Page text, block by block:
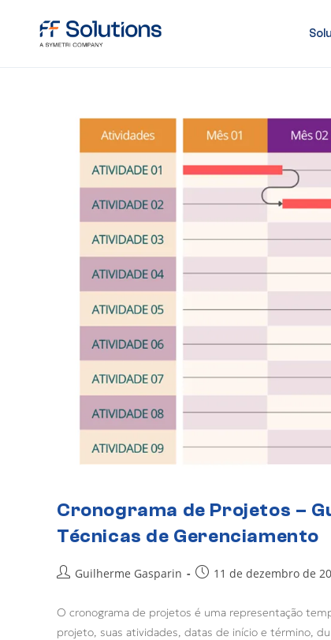
Cronograma de Projetos –
Técnicas de Gerenciamento
Guilherme Gasparin 11 de dezembro de
O cronograma de projetos é uma representação
projeto, suas atividades, datas de início e término,